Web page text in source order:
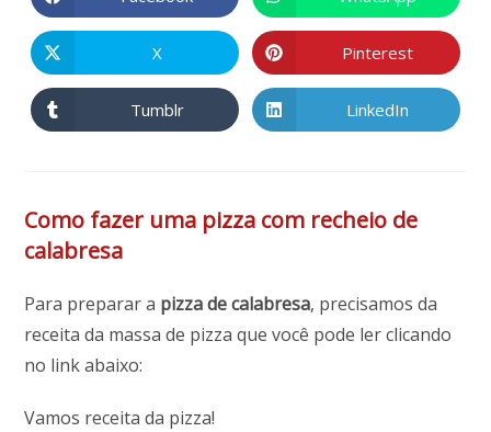
em
uma
nova
janela
em
uma
nova
janela
Abre
em
uma
nova
janela
X Abre
em
uma
nova
janela
Pinterest
Abre
em
Tumblr Abre
em
LinkedIn
Como fazer uma pizza com recheio de
calabresa
Para preparar a pizza de calabresa, precisamos da
receita da massa de pizza que você pode ler clicando
no link abaixo:
Vamos receita da pizza!